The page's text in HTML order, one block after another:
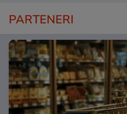
PARTENERI